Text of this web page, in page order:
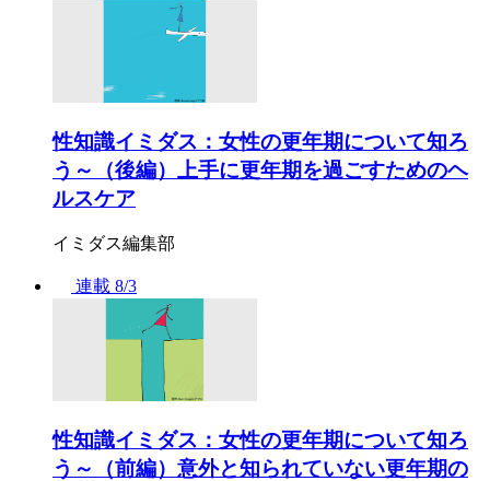
性知識イミダス：女性の更年期について知ろ
う～（後編）上手に更年期を過ごすためのヘ
ルスケア
イミダス編集部
連載 8/3
性知識イミダス：女性の更年期について知ろ
う～（前編）意外と知られていない更年期の